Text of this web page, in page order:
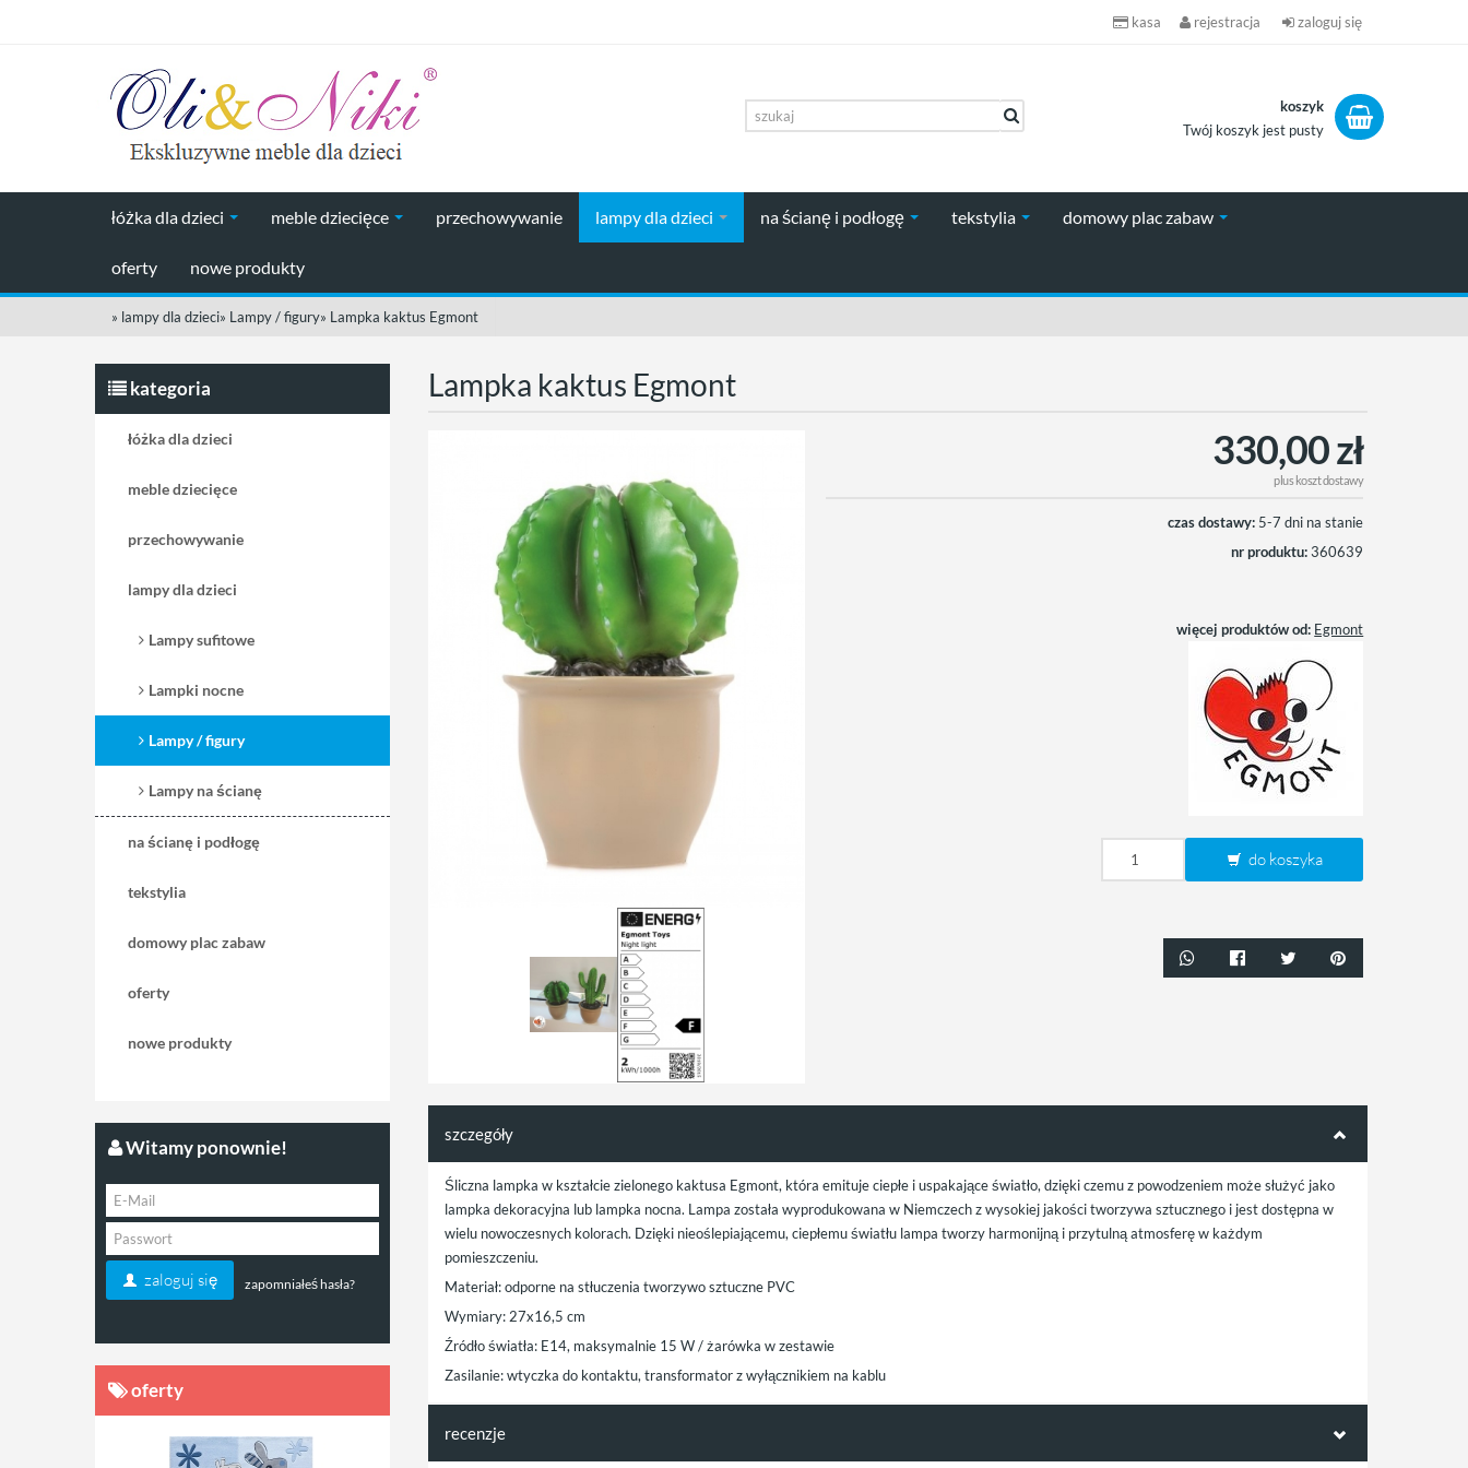
kasa rejestracja zaloguj się
koszyk
Twój koszyk jest pusty
łóżka dla dzieci meble dziecięce przechowywanie lampy dla dzieci na ścianę i podłogę tekstylia domowy plac zabaw
oferty nowe produkty
» lampy dla dzieci» Lampy / figury» Lampka kaktus Egmont
Lampka kaktus Egmont
330,00 zł
pluskoszt dostawy
czas dostawy: 5-7 dni na stanie
nr produktu:360639
więcej produktów od: Egmont
do koszyka
szczegóły
Śliczna lampka w kształcie zielonego kaktusa Egmont, która emituje ciepłe i uspakające światło, dzięki czemu z powodzeniem może służyć jako
lampka dekoracyjna lub lampka nocna. Lampa została wyprodukowana w Niemczech z wysokiej jakości tworzywa sztucznego i jest dostępna w
wielu nowoczesnych kolorach. Dzięki nieoślepiającemu, ciepłemu światłu lampa tworzy harmonijną i przytulną atmosferę w każdym
pomieszczeniu.
Materiał: odporne na stłuczenia tworzywo sztuczne PVC
Wymiary: 27x16,5 cm
Źródło światła: E14, maksymalnie 15 W / żarówka w zestawie
Zasilanie: wtyczka do kontaktu, transformator z wyłącznikiem na kablu
recenzje
kategoria
łóżka dla dzieci
meble dziecięce
przechowywanie
lampy dla dzieci
Lampy sufitowe
Lampki nocne
Lampy / figury
Lampy na ścianę
na ścianę i podłogę
tekstylia
domowy plac zabaw
oferty
nowe produkty
Witamy ponownie!
zaloguj się zapomniałeś hasła?
oferty